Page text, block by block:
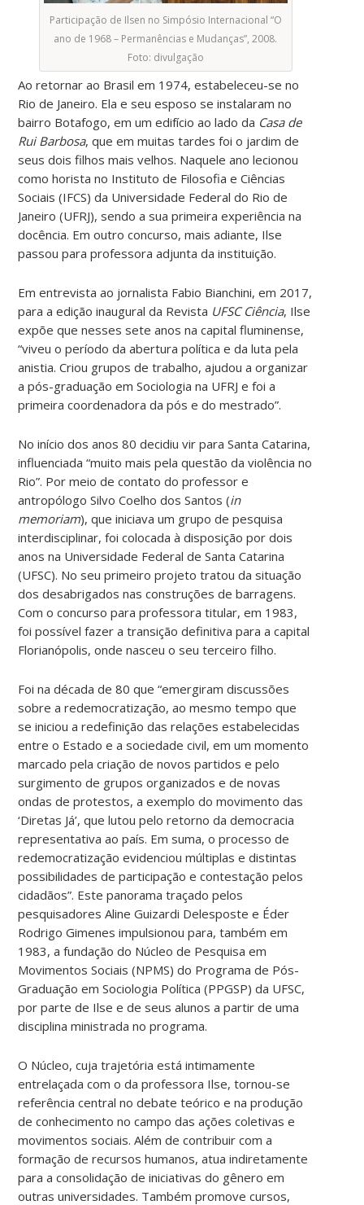
Participação de Ilsen no Simpósio Internacional “O
ano de 1968 – Permanências e Mudanças”, 2008.
Foto: divulgação
Ao retornar ao Brasil em 1974, estabeleceu-se no
Rio de Janeiro. Ela e seu esposo se instalaram no
bairro Botafogo, em um edifício ao lado da Casa de
Rui Barbosa, que em muitas tardes foi o jardim de
seus dois filhos mais velhos. Naquele ano lecionou
como horista no Instituto de Filosofia e Ciências
Sociais (IFCS) da Universidade Federal do Rio de
Janeiro (UFRJ), sendo a sua primeira experiência na
docência. Em outro concurso, mais adiante, Ilse
passou para professora adjunta da instituição.
Em entrevista ao jornalista Fabio Bianchini, em 2017,
para a edição inaugural da Revista UFSC Ciência, Ilse
expõe que nesses sete anos na capital fluminense,
“viveu o período da abertura política e da luta pela
anistia. Criou grupos de trabalho, ajudou a organizar
a pós-graduação em Sociologia na UFRJ e foi a
primeira coordenadora da pós e do mestrado”.
No início dos anos 80 decidiu vir para Santa Catarina,
influenciada “muito mais pela questão da violência no
Rio”. Por meio de contato do professor e
antropólogo Silvo Coelho dos Santos (in
memoriam), que iniciava um grupo de pesquisa
interdisciplinar, foi colocada à disposição por dois
anos na Universidade Federal de Santa Catarina
(UFSC). No seu primeiro projeto tratou da situação
dos desabrigados nas construções de barragens.
Com o concurso para professora titular, em 1983,
foi possível fazer a transição definitiva para a capital
Florianópolis, onde nasceu o seu terceiro filho.
Foi na década de 80 que “emergiram discussões
sobre a redemocratização, ao mesmo tempo que
se iniciou a redefinição das relações estabelecidas
entre o Estado e a sociedade civil, em um momento
marcado pela criação de novos partidos e pelo
surgimento de grupos organizados e de novas
ondas de protestos, a exemplo do movimento das
‘Diretas Já’, que lutou pelo retorno da democracia
representativa ao país. Em suma, o processo de
redemocratização evidenciou múltiplas e distintas
possibilidades de participação e contestação pelos
cidadãos”. Este panorama traçado pelos
pesquisadores Aline Guizardi Delesposte e Éder
Rodrigo Gimenes impulsionou para, também em
1983, a fundação do Núcleo de Pesquisa em
Movimentos Sociais (NPMS) do Programa de Pós-
Graduação em Sociologia Política (PPGSP) da UFSC,
por parte de Ilse e de seus alunos a partir de uma
disciplina ministrada no programa.
O Núcleo, cuja trajetória está intimamente
entrelaçada com o da professora Ilse, tornou-se
referência central no debate teórico e na produção
de conhecimento no campo das ações coletivas e
movimentos sociais. Além de contribuir com a
formação de recursos humanos, atua indiretamente
para a consolidação de iniciativas do gênero em
outras universidades. Também promove cursos,